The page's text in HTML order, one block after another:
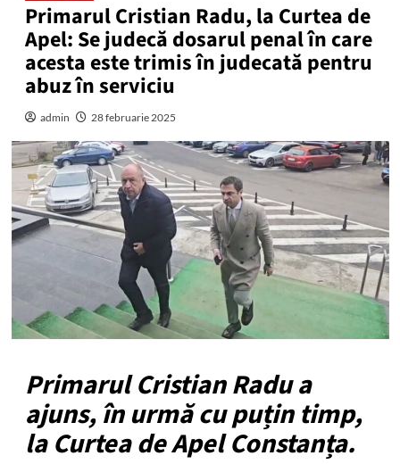
Primarul Cristian Radu, la Curtea de
Apel: Se judecă dosarul penal în care
acesta este trimis în judecată pentru
abuz în serviciu
admin 28 februarie 2025
Primarul Cristian Radu a
ajuns, în urmă cu puțin timp,
la Curtea de Apel Constanța.